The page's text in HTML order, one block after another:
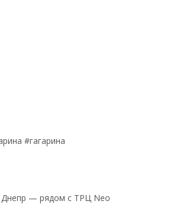
#гагарина
Днепр — рядом с ТРЦ Neo